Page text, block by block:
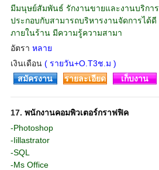
มีมนุษย์สัมพันธ์ รักงานขายและงานบริการ
ประกอบกับสามารถบริหารงานจัดการได้ดี
ภายในร้าน มีความรู้ความสามา
อัตรา หลาย
เงินเดือน ( รายวัน+O.T3ช.ม )
สมัครงาน รายละเอียด เก็บงาน
17. พนักงานคอมพิวเตอร์กราฟฟิค
-Photoshop
-Iillastrator
-SQL
-Ms Office